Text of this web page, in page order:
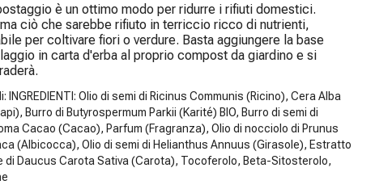
è un ottimo modo per ridurre i rifiuti domestici.
ciò che sarebbe rifiuto in terriccio ricco di nutrienti,
per coltivare fiori o verdure. Basta aggiungere la base
in carta d'erba al proprio compost da giardino e si
INGREDIENTI: Olio di semi di Ricinus Communis (Ricino), Cera Alba
Burro di Butyrospermum Parkii (Karité) BIO, Burro di semi di
Cacao (Cacao), Parfum (Fragranza), Olio di nocciolo di Prunus
(Albicocca), Olio di semi di Helianthus Annuus (Girasole), Estratto
di Daucus Carota Sativa (Carota), Tocoferolo, Beta-Sitosterolo,